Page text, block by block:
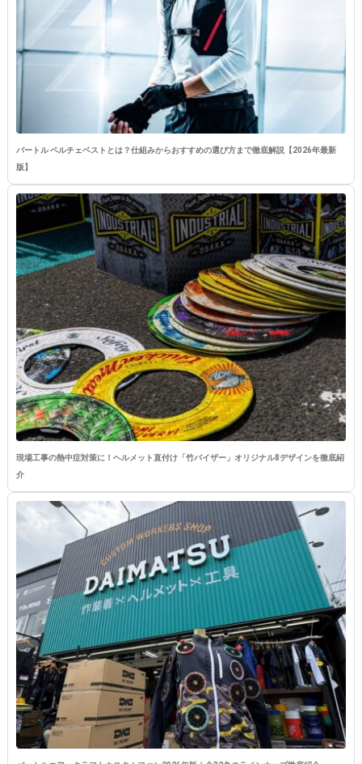
バートル ペルチェベストとは？仕組みからおすすめの選び方まで徹底解説【2026年最新
版】
現場工事の熱中症対策に！ヘルメット直付け「竹バイザー」オリジナル8デザインを徹底紹
介